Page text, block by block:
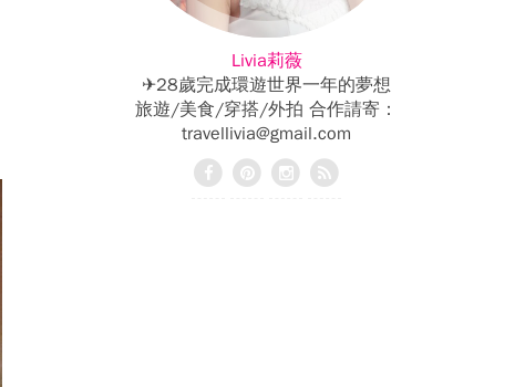
Livia莉薇
✈28歲完成環遊世界一年的夢想
旅遊/美食/穿搭/外拍 合作請寄：
travellivia@gmail.com